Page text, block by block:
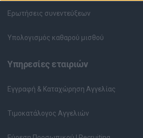
Ερωτήσεις συνεντεύξεων
Υπολογισμός καθαρού μισθού
Υπηρεσίες εταιριών
Εγγραφή & Καταχώρηση Αγγελίας
Τιμοκατάλογος Αγγελιών